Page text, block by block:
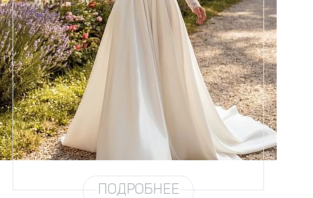
Размеры
42, 44, 46, 48, 50, 52, 54, 56,
58
Цвет
Силуэт
Юбка
Атлас облегченный (4,5
Шлейф
ПОДРОБНЕЕ